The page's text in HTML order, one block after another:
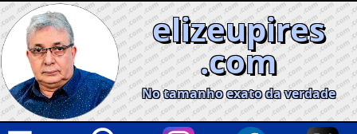
Skip
to
content
elizeupires
.com
No tamanho exato da verdade